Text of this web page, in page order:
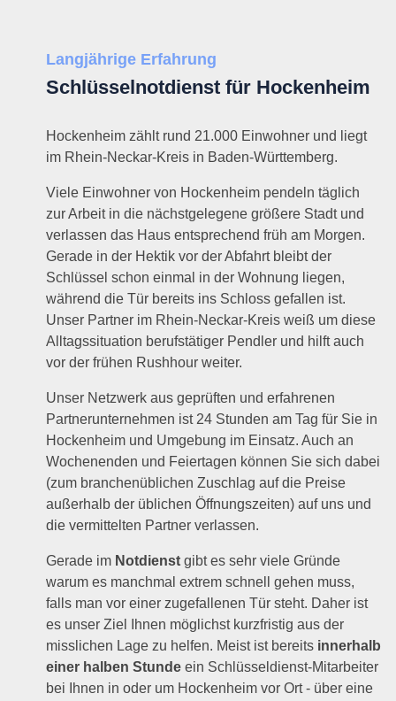
Langjährige Erfahrung
Schlüsselnotdienst für Hockenheim
Hockenheim zählt rund 21.000 Einwohner und liegt
im Rhein-Neckar-Kreis in Baden-Württemberg.
Viele Einwohner von Hockenheim pendeln täglich
zur Arbeit in die nächstgelegene größere Stadt und
verlassen das Haus entsprechend früh am Morgen.
Gerade in der Hektik vor der Abfahrt bleibt der
Schlüssel schon einmal in der Wohnung liegen,
während die Tür bereits ins Schloss gefallen ist.
Unser Partner im Rhein-Neckar-Kreis weiß um diese
Alltagssituation berufstätiger Pendler und hilft auch
vor der frühen Rushhour weiter.
Unser Netzwerk aus geprüften und erfahrenen
Partnerunternehmen ist 24 Stunden am Tag für Sie in
Hockenheim und Umgebung im Einsatz. Auch an
Wochenenden und Feiertagen können Sie sich dabei
(zum branchenüblichen Zuschlag auf die Preise
außerhalb der üblichen Öffnungszeiten) auf uns und
die vermittelten Partner verlassen.
Gerade im Notdienst gibt es sehr viele Gründe
warum es manchmal extrem schnell gehen muss,
falls man vor einer zugefallenen Tür steht. Daher ist
es unser Ziel Ihnen möglichst kurzfristig aus der
misslichen Lage zu helfen. Meist ist bereits innerhalb
einer halben Stunde ein Schlüsseldienst-Mitarbeiter
bei Ihnen in oder um Hockenheim vor Ort - über eine